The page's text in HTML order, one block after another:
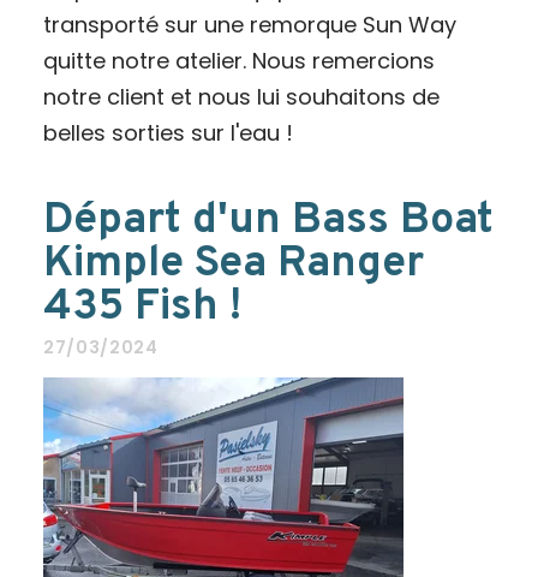
transporté sur une remorque Sun Way
quitte notre atelier. Nous remercions
notre client et nous lui souhaitons de
belles sorties sur l'eau !
Départ d'un Bass Boat
Kimple Sea Ranger
435 Fish !
27/03/2024